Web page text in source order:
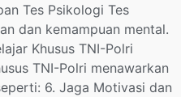
Tes Psikologi Tes
dan kemampuan mental.
Khusus TNI-Polri
TNI-Polri menawarkan
6. Jaga Motivasi dan